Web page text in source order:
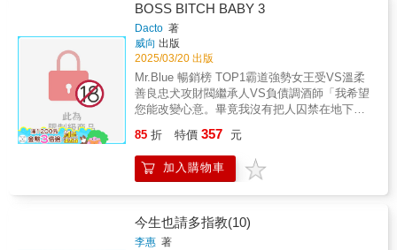
展開華麗冒險！「啊啊，原來被母親抱在懷
裡，是這麼美妙的一件事啊！」＝延伸閱讀＝
愛生活◆愛閱讀◆愛創作更多精采活動與新書
訊息請關注：愛呦文創粉絲團：
https://www.facebook.com/iyao.book/
BOSS BITCH BABY 3
Dacto 著
威向 出版
2025/03/20 出版
Mr.Blue 暢銷榜 TOP1霸道強勢女王受VS溫柔
善良忠犬攻財閥繼承人VS負債調酒師「我希望
您能改變心意。畢竟我沒有把人囚禁在地下
就沒打算給我拒絕的選項啊。」「您要這麼
說，也對。」台版獨家番外（印在書內）作者
印簽（印在書內）首刷特典貼紙
85 折 特價 357 元
加入購物車
今生也請多指教(10)
李惠 著